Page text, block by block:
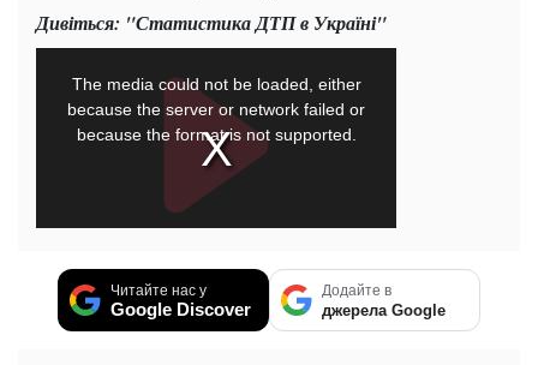
Дивіться: "Статистика ДТП в Україні"
Читайте нас у
Google Discover
Додайте в
джерела Google